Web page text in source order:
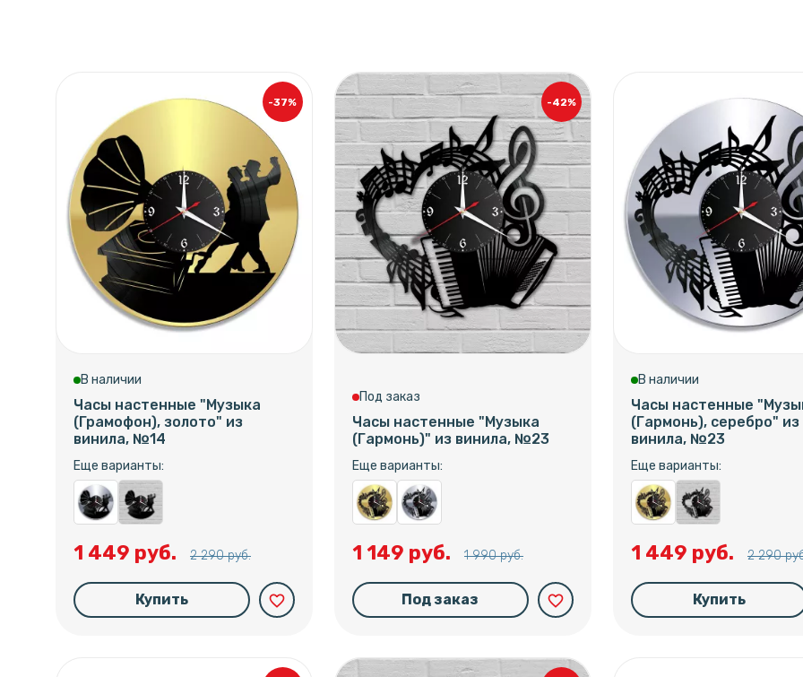
-37%
В наличии
Часы настенные "Музыка
(Грамофон), золото" из
винила, №14
Еще варианты:
1 449 руб. 2 290 руб.
Купить favorite_border
-42%
Под заказ
Часы настенные "Музыка
(Гармонь)" из винила, №23
Еще варианты:
1 149 руб. 1 990 руб.
Под заказ favorite_border
В наличии
Часы настенные
(Гармонь), серебро" из
винила, №23
Еще варианты:
1 449 руб. 2 290
Купить